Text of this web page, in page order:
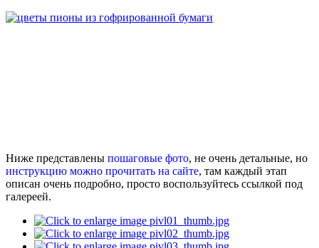
Ниже представлены пошаговые фото, не очень детальные, но
инструкцию можно прочитать на сайте, там каждый этап
описан очень подробно, просто воспользуйтесь ссылкой под
галереей.